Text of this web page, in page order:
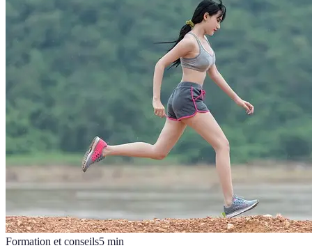
Formation et conseils5 min